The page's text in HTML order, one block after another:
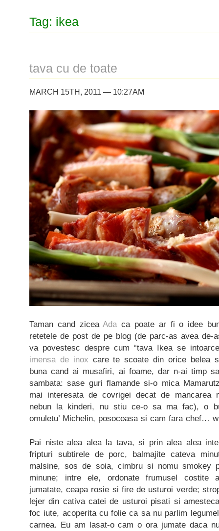
Tag: ikea
tava cu de toate
MARCH 15TH, 2011 — 10:27AM
Taman cand ziceaAdaca poate ar fi o idee
retetele de post de pe blog (de parc-as avea de-
va povestesc despre cum “tava Ikea se
imensa de inox care te scoate din orice belea
buna cand ai musafiri, ai foame, dar n-ai timp
sambata: sase guri flamande si-o mica
mai interesata de covrigei decat de mancarea
nebun la kinderi, nu stiu ce-o sa ma fac), o
omuletu’ Michelin, posocoasa si cam fara chef…
Pai niste alea alea la tava, si prin alea alea
fripturi subtirele de porc, balmajite cateva
malsine, sos de soia, cimbru si nomu smokey
minune; intre ele, ordonate frumusel costite
jumatate, ceapa rosie si fire de usturoi verde;
lejer din cativa catei de usturoi pisati si
foc iute, acoperita cu folie ca sa nu parlim
carnea. Eu am lasat-o cam o ora jumate daca